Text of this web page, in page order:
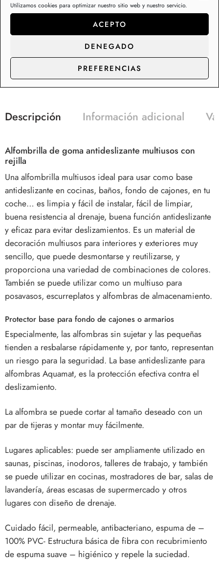
Utilizamos cookies para optimizar nuestro sitio web y nuestro servicio.
ACEPTO
DENEGADO
PREFERENCIAS
Cantidad Descuento
Precio descontado
50%
Descuento para pedidos de rollos completos. Cada rollo
tiene 15 mt (cantidades múltiplo de 15) ⚠️TIENDAS Y
PROFESIONALES: CONTACTEN CON NOSOTROS PARA
TARIFAS ESPECIALES⚠️
Descripción Información adicional
Alfombrilla de goma antideslizante multiusos con
rejilla
Una alfombrilla multiusos ideal para usar como base
antideslizante en cocinas, baños, fondo de cajones, en tu
coche… es limpia y fácil de instalar, fácil de limpiar,
buena resistencia al drenaje, buena función antideslizante
y eficaz para evitar deslizamientos. Es un material de
decoración multiusos para interiores y exteriores muy
sencillo, que puede desmontarse y reutilizarse, y
proporciona una variedad de combinaciones de colores.
También se puede utilizar como un multiuso para
posavasos, escurreplatos y alfombras de almacenamiento.
Protector base para fondo de cajones o armarios
Especialmente, las alfombras sin sujetar y las pequeñas
tienden a resbalarse rápidamente y, por tanto, representan
un riesgo para la seguridad. La base antideslizante para
alfombras Aquamat, es la protección efectiva contra el
deslizamiento.
La alfombra se puede cortar al tamaño deseado con un
par de tijeras y montar muy fácilmente.
Lugares aplicables: puede ser ampliamente utilizado en
saunas, piscinas, inodoros, talleres de trabajo, y también
se puede utilizar en cocinas, mostradores de bar, salas de
lavandería, áreas escasas de supermercado y otros
lugares con diseño de drenaje.
Cuidado fácil, permeable, antibacteriano, espuma de –
100% PVC- Estructura básica de fibra con recubrimiento
de espuma suave – higiénico y repele la suciedad.